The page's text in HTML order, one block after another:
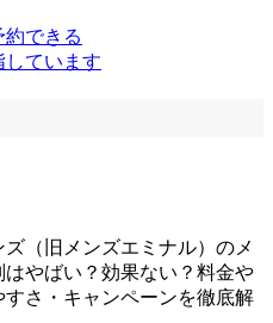
できる
しています
（旧メンズエミナル）のメ
やばい？効果ない？料金や
さ・キャンペーンを徹底解